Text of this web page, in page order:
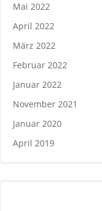
Mai 2022
April 2022
März 2022
Februar 2022
Januar 2022
November 2021
Januar 2020
April 2019